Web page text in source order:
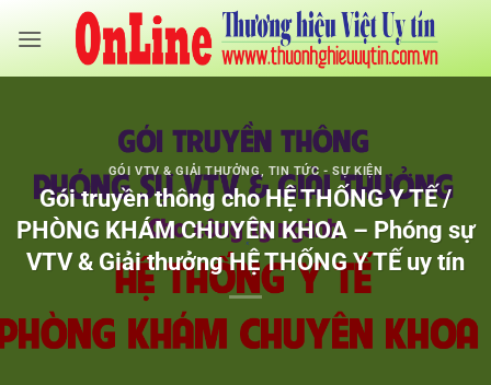
qua
GÓI VTV & GIẢI THƯỞNG, TIN TỨC - SỰ KIỆN
Gói truyền thông cho HỆ THỐNG Y TẾ /
PHÒNG KHÁM CHUYÊN KHOA – Phóng sự
VTV & Giải thưởng HỆ THỐNG Y TẾ uy tín